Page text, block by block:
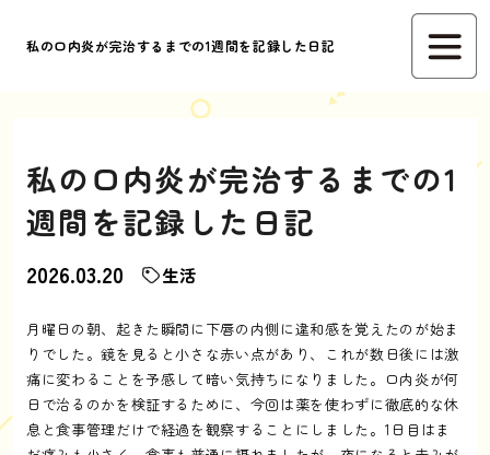
私の口内炎が完治するまでの1週間を記録した日記
私の口内炎が完治するまでの1
週間を記録した日記
2026.03.20 生活
月曜日の朝、起きた瞬間に下唇の内側に違和感を覚えたのが始ま
りでした。鏡を見ると小さな赤い点があり、これが数日後には激
痛に変わることを予感して暗い気持ちになりました。口内炎が何
日で治るのかを検証するために、今回は薬を使わずに徹底的な休
息と食事管理だけで経過を観察することにしました。1日目はま